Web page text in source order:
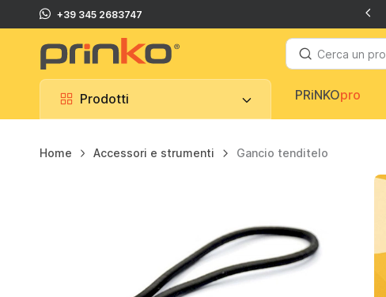
+39 345 2683747
⌛️ Spedizione in 24/48 ore su molti prodotti.
Prodotti
Prodotti PRiNKOpro
Home Accessori e strumenti Gancio tenditelo